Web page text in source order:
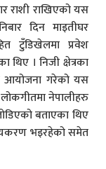
राशी राखिएको यस
दिन माइतीघर
टुँडिखेलमा प्रवेश
थिए । निजी क्षेत्रका
आयोजना गरेको यस
लोकगीतमा नेपालीहरु
बताएका थिए
भइरहेको समेत